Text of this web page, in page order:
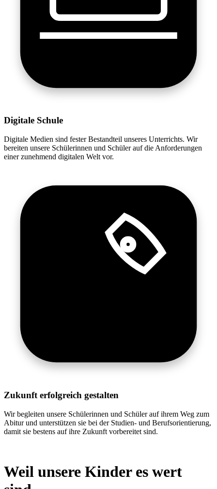
Digitale Schule
Digitale Medien sind fester Bestandteil unseres Unterrichts. Wir
bereiten unsere Schülerinnen und Schüler auf die Anforderungen
einer zunehmend digitalen Welt vor.
Zukunft erfolgreich gestalten
Wir begleiten unsere Schülerinnen und Schüler auf ihrem Weg zum
Abitur und unterstützen sie bei der Studien- und Berufsorientierung,
damit sie bestens auf ihre Zukunft vorbereitet sind.
Weil unsere Kinder es wert